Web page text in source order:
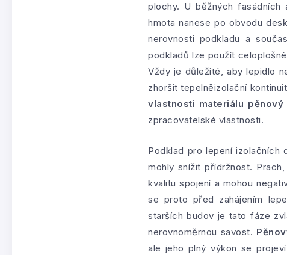
plochy. U běžných
hmota nanese po obvodu
nerovnosti podkladu a
podkladů lze použít
Vždy je důležité, aby lepidlo
zhoršit tepelněizolační
vlastnosti materiálu pěnový
zpracovatelské vlastnosti.
Podklad pro lepení
mohly snížit přídržnost.
kvalitu spojení a mohou
se proto před zahájením
starších budov je tato fáze
nerovnoměrnou savost.
ale jeho plný výkon se